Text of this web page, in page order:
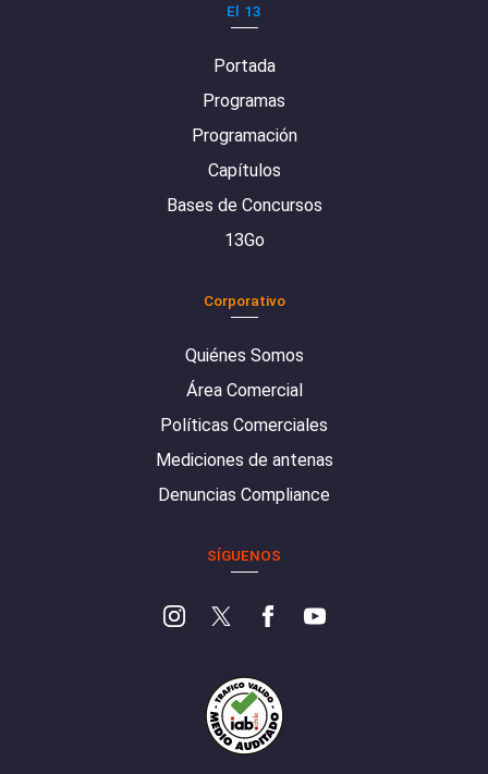
El 13
Portada
Programas
Programación
Capítulos
Bases de Concursos
13Go
Corporativo
Quiénes Somos
Área Comercial
Políticas Comerciales
Mediciones de antenas
Denuncias Compliance
SÍGUENOS